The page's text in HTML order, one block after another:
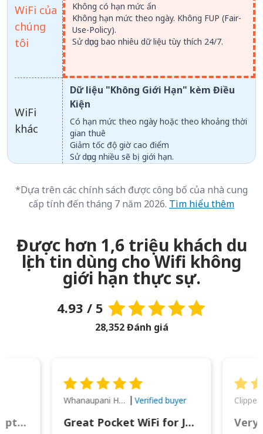
WiFi của
chúng
tôi
WiFi
khác
Không có hạn mức ẩn
Không hạn mức theo ngày. Không FUP (Fair-
Use-Policy).
Sử dụng bao nhiêu dữ liệu tùy thích 24/7.
Dữ liệu "Không Giới Hạn" kèm Điều
Kiện
Có hạn mức theo ngày hoặc theo khoảng thời
gian thuê
Giảm tốc độ giờ cao điểm
Sử dụng nhiều sẽ bị giới hạn.
*Dựa trên các chính sách được công bố của nhà cung
cấp tính đến tháng 7 năm 2026. Tìm hiểu thêm
Được hơn 1,6 triệu khách du
lịch tin dùng cho Wifi không
giới hạn thực sự.
4.93 / 5
28,352 Đánh giá
This was wonderful option to a family of four. Everything worked smoothly.
Whanaupani Henry Joseph Macown Verified buyer
Great Pocket WiFi for Japan Travel Very